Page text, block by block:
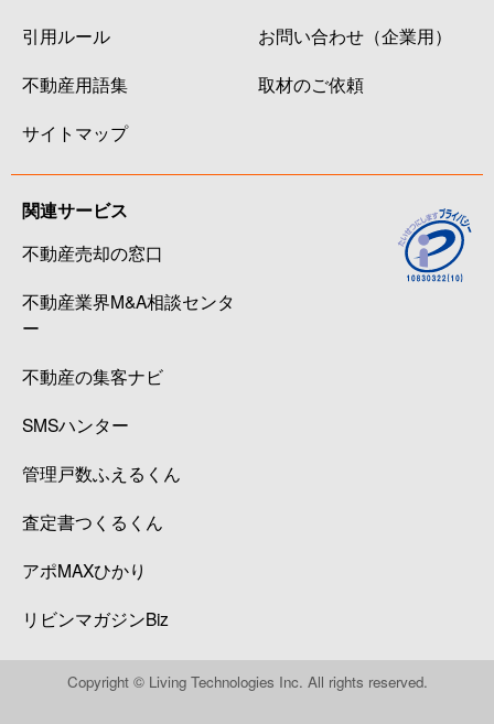
引用ルール
不動産用語集
サイトマップ
お問い合わせ（企業用）
取材のご依頼
関連サービス
不動産売却の窓口
不動産業界M&A相談センタ
ー
不動産の集客ナビ
SMSハンター
管理戸数ふえるくん
査定書つくるくん
アポMAXひかり
リビンマガジンBiz
Copyright © Living Technologies Inc. All rights reserved.